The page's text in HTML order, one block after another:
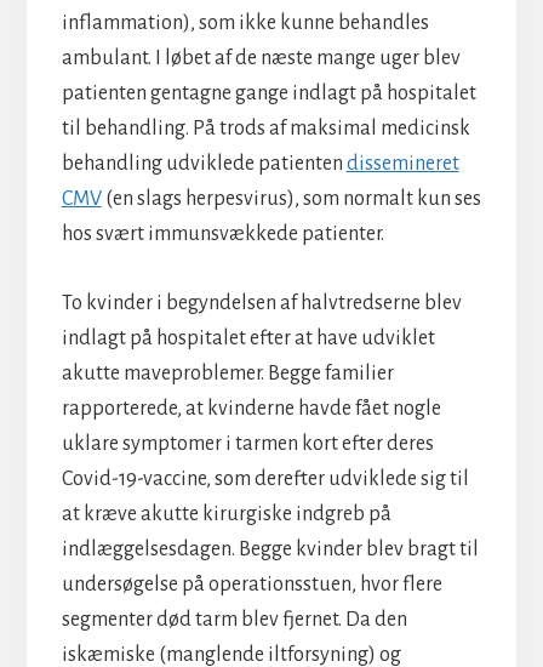
inflammation), som ikke kunne behandles
ambulant. I løbet af de næste mange uger blev
patienten gentagne gange indlagt på hospitalet
til behandling. På trods af maksimal medicinsk
behandling udviklede patienten dissemineret
CMV(en slags herpesvirus), som normalt kun ses
hos svært immunsvækkede patienter.
To kvinder i begyndelsen af halvtredserne blev
indlagt på hospitalet efter at have udviklet
akutte maveproblemer. Begge familier
rapporterede, at kvinderne havde fået nogle
uklare symptomer i tarmen kort efter deres
Covid-19-vaccine, som derefter udviklede sig til
at kræve akutte kirurgiske indgreb på
indlæggelsesdagen. Begge kvinder blev bragt til
undersøgelse på operationsstuen, hvor flere
segmenter død tarm blev fjernet. Da den
iskæmiske (manglende iltforsyning) og